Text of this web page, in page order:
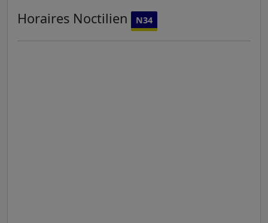
Horaires Noctilien N34